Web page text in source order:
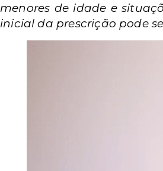
menores de idade e
inicial da prescrição pode